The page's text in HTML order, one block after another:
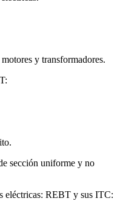
y transformadores.
sección uniforme y no
eléctricas: REBT y sus ITC: